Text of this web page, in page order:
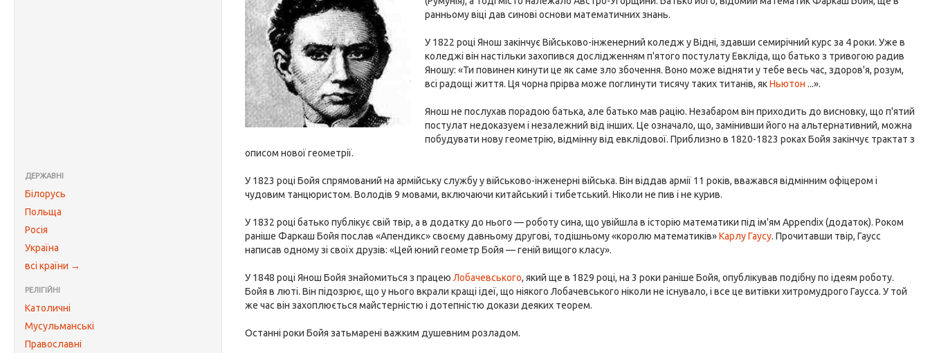
ДЕРЖАВНІ
Білорусь
Польща
Росія
Україна
всі країни →
РЕЛІГІЙНІ
Католичні
Мусульманські
Православні
ранньому віці дав синові основи математичних знань.
У 1822 році Янош закінчує Військово-інженерний коледж у Відні, здавши семирічний курс за 4 роки. Уже в
коледжі він настільки захопився дослідженням п'ятого постулату Евкліда, що батько з тривогою радив
Яношу: «Ти повинен кинути це як саме зло збочення. Воно може відняти у тебе весь час, здоров'я, розум,
всі радощі життя. Ця чорна прірва може поглинути тисячу таких титанів, якНьютон ...».
Янош не послухав порадою батька, але батько мав рацію. Незабаром він приходить до висновку, що п'ятий
постулат недоказуем і незалежний від інших. Це означало, що, замінивши його на альтернативний, можна
побудувати нову геометрію, відмінну від евклідової. Приблизно в 1820-1823 роках Бойя закінчує трактат з
описом нової геометрії.
У 1823 році Бойя спрямований на армійську службу у військово-інженерні війська. Він віддав армії 11 років, вважався відмінним офіцером і
чудовим танцюристом. Володів 9 мовами, включаючи китайський і тибетський. Ніколи не пив і не курив.
У 1832 році батько публікує свій твір, а в додатку до нього — роботу сина, що увійшла в історію математики під ім'ям Appendix (додаток). Роком
раніше Фаркаш Бойя послав «Апендикс» своєму давньому другові, тодішньому «королю математиків»Карлу Гаусу. Прочитавши твір, Гаусс
написав одному зі своїх друзів: «Цей юний геометр Бойя — геній вищого класу».
У 1848 році Янош Бойя знайомиться з працеюЛобачевського, який ще в 1829 році, на 3 роки раніше Бойя, опублікував подібну по ідеям роботу.
Бойя в люті. Він підозрює, що у нього вкрали кращі ідеї, що ніякого Лобачевського ніколи не існувало, і все це витівки хитромудрого Гаусса. У той
же час він захоплюється майстерністю і дотепністю докази деяких теорем.
Останні роки Бойя затьмарені важким душевним розладом.